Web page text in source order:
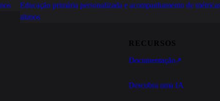
Educação primária personalizada e acompanhamento de
alunos
RECURSOS
Documentação↗
Descubra uma IA